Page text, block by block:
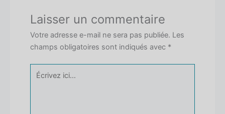
Laisser un commentaire
Votre adresse e-mail ne sera pas publiée. Les
champs obligatoires sont indiqués avec *
Écrivez